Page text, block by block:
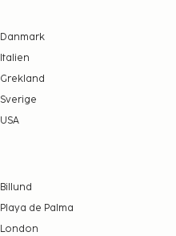
Danmark
Italien
Grekland
Sverige
USA
Billund
Playa de Palma
London